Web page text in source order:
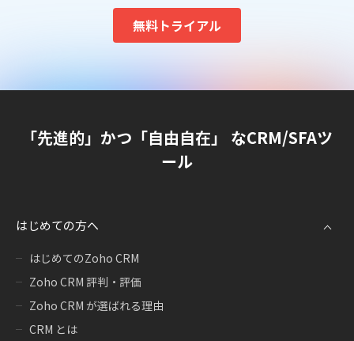
無料トライアル
「先進的」かつ「自由自在」 なCRM/SFAツ
ール
はじめての方へ
はじめてのZoho CRM
Zoho CRM 評判・評価
Zoho CRM が選ばれる理由
CRM とは